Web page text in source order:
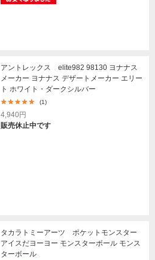
アントレックス elite982 98130 ヨナナス
メーカー ヨナナス デザートメーカー エリー
ト ホワイト・ダークシルバー
(1)
4,940円
販売休止中です
タカラトミーアーツ ポケットモンスター
アイスだヨーヨー モンスターボール モンス
ターボール